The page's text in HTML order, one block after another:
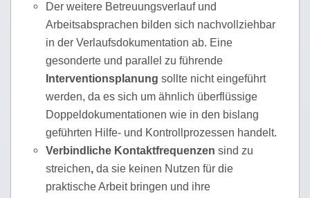
Der weitere Betreuungsverlauf und
Arbeitsabsprachen bilden sich nachvollziehbar
in der Verlaufsdokumentation ab. Eine
gesonderte und parallel zu führende
Interventionsplanung sollte nicht eingeführt
werden, da es sich um ähnlich überflüssige
Doppeldokumentationen wie in den bislang
geführten Hilfe- und Kontrollprozessen handelt.
Verbindliche Kontaktfrequenzen sind zu
streichen, da sie keinen Nutzen für die
praktische Arbeit bringen und ihre